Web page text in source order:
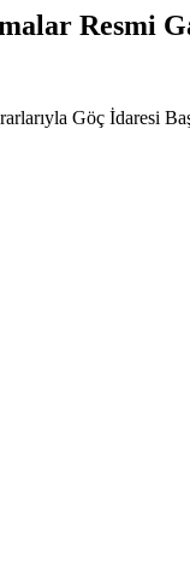
Resmi
Göç İdaresi